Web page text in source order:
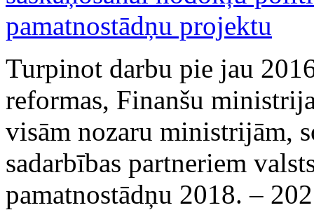
Turpinot darbu pie jau
reformas, Finanšu
visām nozaru ministrijām,
sadarbības partneriem
pamatnostādņu 2018. –